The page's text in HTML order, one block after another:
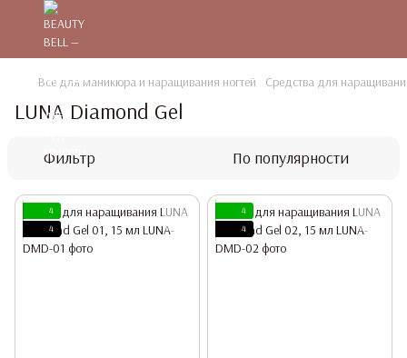
Все для маникюра и наращивания ногтей Средства для
LUNA Diamond Gel
Фильтр По популярности
4
4
4
4